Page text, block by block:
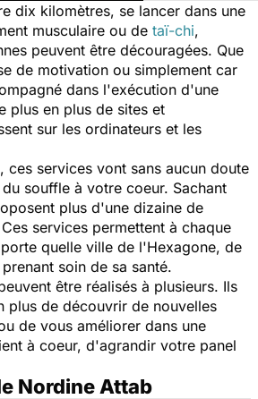
dix kilomètres, se lancer dans une
musculaire ou de taï-chi,
peuvent être découragées. Que
de motivation ou simplement car
dans l'exécution d'une
plus en plus de sites et
sur les ordinateurs et les
ces services vont sans aucun doute
souffle à votre coeur. Sachant
plus d'une dizaine de
services permettent à chaque
quelle ville de l'Hexagone, de
soin de sa santé.
être réalisés à plusieurs. Ils
plus de découvrir de nouvelles
de vous améliorer dans une
à coeur, d'agrandir votre panel
Nordine Attab